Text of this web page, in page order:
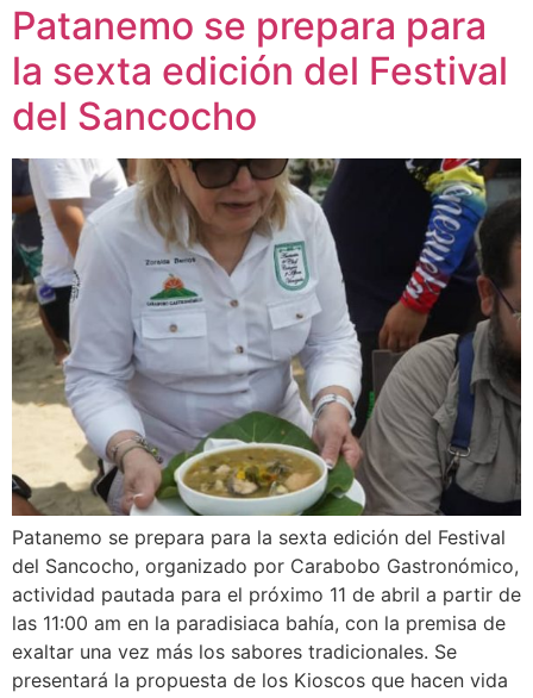
Patanemo se prepara para
la sexta edición del Festival
del Sancocho
Patanemo se prepara para la sexta edición del Festival
del Sancocho, organizado por Carabobo Gastronómico,
actividad pautada para el próximo 11 de abril a partir de
las 11:00 am en la paradisiaca bahía, con la premisa de
exaltar una vez más los sabores tradicionales. Se
presentará la propuesta de los Kioscos que hacen vida